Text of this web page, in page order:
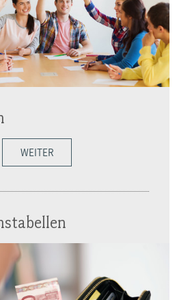
WEITER